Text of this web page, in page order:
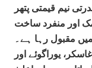
نیم قیمتی پتھر
اور منفرد ساخت
مقبول رہا ہے۔
یوراگوئے اور